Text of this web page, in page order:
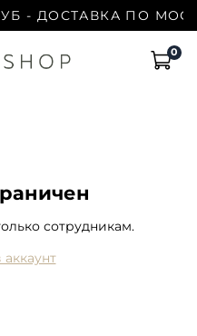
- ДОСТАВКА ПО
0
сотрудникам.